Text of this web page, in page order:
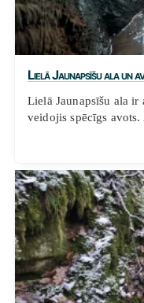
Lielā Jaunapsīšu ala un
Lielā Jaunapsīšu ala ir
veidojis spēcīgs